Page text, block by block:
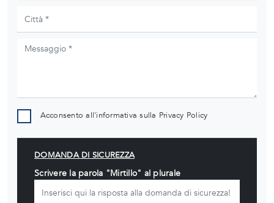
Acconsento all'informativa sulla Privacy Policy
DOMANDA DI SICUREZZA
Scrivere la parola "Mirtillo" al plurale